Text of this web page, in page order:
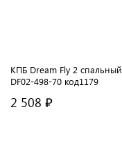
КПБ Dream Fly 2 спальный
DF02-498-70 код1179
2 508 ₽